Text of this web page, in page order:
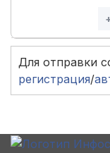
Для отправки
регистрация/